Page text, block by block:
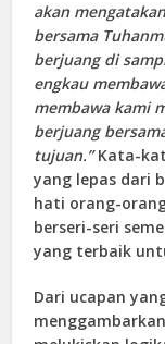
akan
bersama
berjuang di
engkau
membawa kami
berjuang
tujuan.”Kata-
yang lepas dari
hati orang-
berseri-seri
yang terbaik
Dari ucapan